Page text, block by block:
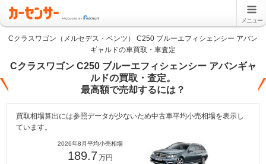
メニュー
Cクラスワゴン（メルセデス・ベンツ） C250 ブルーエフィシェンシー アバン
ギャルドの車買取・車査定
Cクラスワゴン C250 ブルーエフィシェンシー アバンギャ
ルドの買取・査定。
最高額で売却するには？
買取相場算出には参照データが少ないため中古車平均小売相場を表示し
ています。
2026年8月平均小売相場
189.7万円